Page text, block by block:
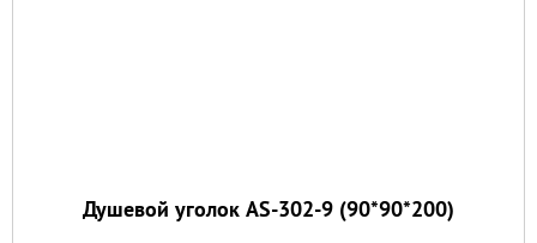
Душевой уголок AS-302-9 (90*90*200)